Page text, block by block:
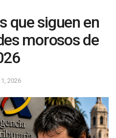
que siguen en
morosos de
2026